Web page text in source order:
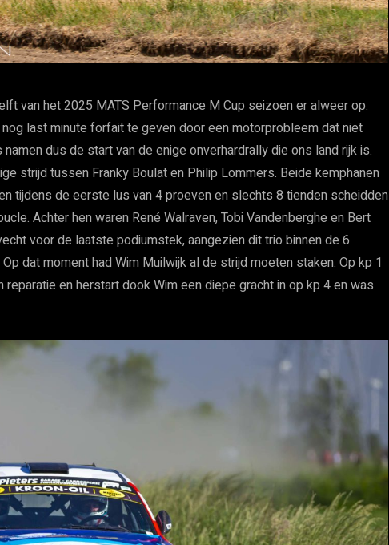
van het 2025 MATS Performance M Cup seizoen er alweer op.
last minute forfait te geven door een motorprobleem dat niet
dus de start van de enige onverhardrally die ons land rijk is.
strijd tussen Franky Boulat en Philip Lommers. Beide kemphanen
tijdens de eerste lus van 4 proeven en slechts 8 tienden scheidden
Achter hen waren René Walraven, Tobi Vandenberghe en Bert
voor de laatste podiumstek, aangezien dit trio binnen de 6
dat moment had Wim Muilwijk al de strijd moeten staken. Op kp 1
en herstart dook Wim een diepe gracht in op kp 4 en was